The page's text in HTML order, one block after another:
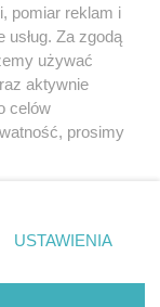
z portali
sięz nami
pomiar reklam i
usług. Za zgodą
używać
aktywnie
celów
prosimy
rogu strony
nie wymagają
się
USTAWIENIA